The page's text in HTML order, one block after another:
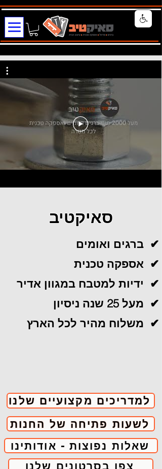
סאיקטיב
ברגים ואומים ✔
אספקה טכנית ✔
ידיות למטבח במגוון אדיר ✔
מעל 25 שנה ניסיון ✔
משלוח מהיר לכל הארץ ✔
למדריכים מקצועיים שלנו
לשעות פתיחה של החנות
שאלות נפוצות - אודותינו
צפו בסרטונים שלנו